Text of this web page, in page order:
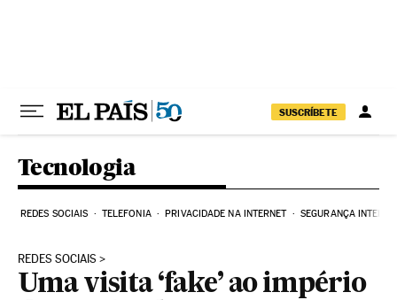
SUSCRÍBETE
Tecnologia
REDES SOCIAIS TELEFONIA PRIVACIDADE NA INTERNET SEGURANÇA
REDES SOCIAIS
Uma visita ‘fake’ ao império